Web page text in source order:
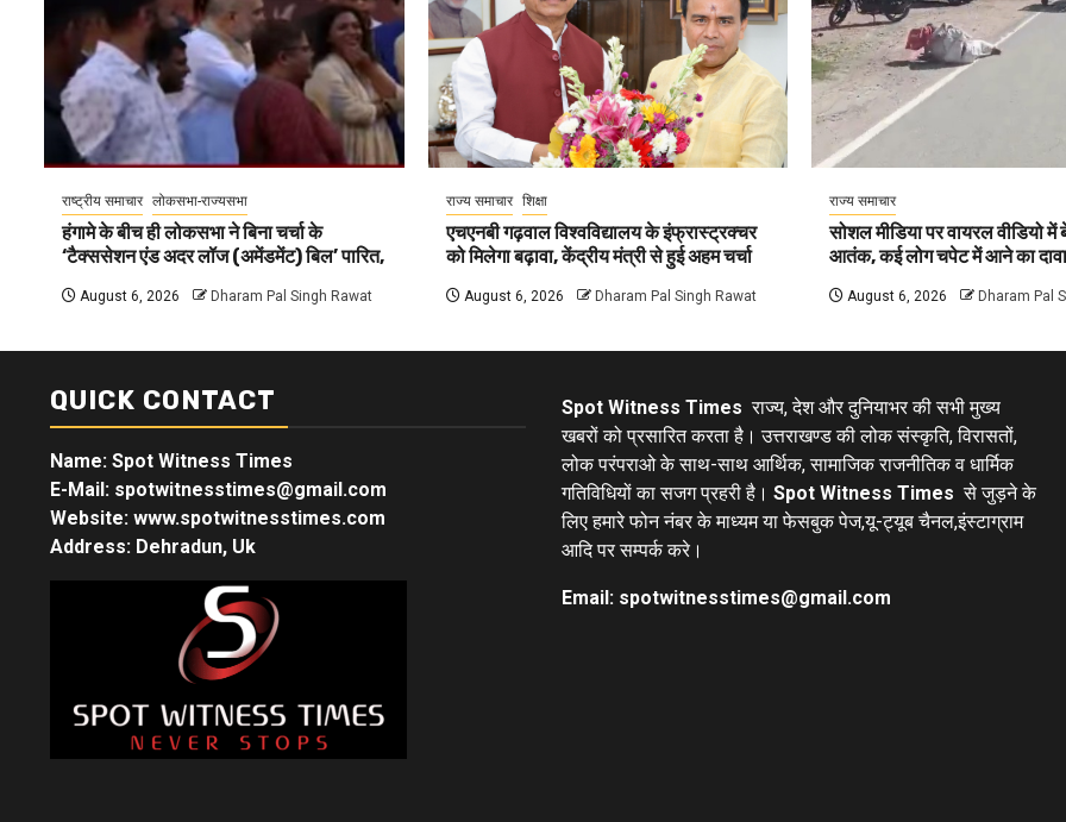
राष्ट्रीय समाचार लोकसभा-राज्यसभा
हंगामे के बीच ही लोकसभा ने बिना चर्चा के
‘टैक्ससेशन एंड अदर लॉज (अमेंडमेंट) बिल’ पारित,
August 6, 2026 Dharam Pal Singh Rawat
राज्य समाचार शिक्षा
एचएनबी गढ़वाल विश्वविद्यालय के इंफ्रास्ट्रक्चर
को मिलेगा बढ़ावा, केंद्रीय मंत्री से हुई अहम चर्चा
August 6, 2026 Dharam Pal Singh Rawat
राज्य समाचार
सोशल मीडिया पर वायरल वीडियो में
आतंक, कई लोग चपेट में आने का दावा
August 6, 2026 Dharam Pal
QUICK CONTACT
Name: Spot Witness Times
E-Mail: spotwitnesstimes@gmail.com
Website: www.spotwitnesstimes.com
Address: Dehradun, Uk
Spot Witness Times राज्य, देश और दुनियाभर की सभी मुख्य
खबरों को प्रसारित करता है। उत्तराखण्ड की लोक संस्कृति, विरासतों,
लोक परंपराओ के साथ-साथ आर्थिक, सामाजिक राजनीतिक व धार्मिक
गतिविधियों का सजग प्रहरी है। Spot Witness Times से जुड़ने के
लिए हमारे फोन नंबर के माध्यम या फेसबुक पेज,यू-ट्यूब चैनल,इंस्टाग्राम
आदि पर सम्पर्क करे।
Email: spotwitnesstimes@gmail.com